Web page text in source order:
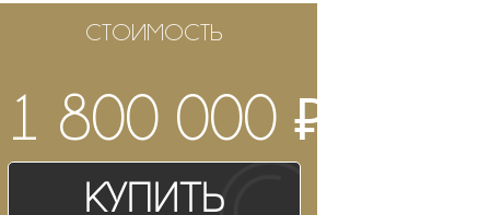
СТОИМОСТЬ
1 800 000 ₽
Купить